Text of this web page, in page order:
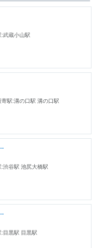
:武蔵小山駅
寄駅:溝の口駅 溝の口駅
ヒルトップレジデンス
:渋谷駅 池尻大橋駅
ザ・グランド
:目黒駅 目黒駅